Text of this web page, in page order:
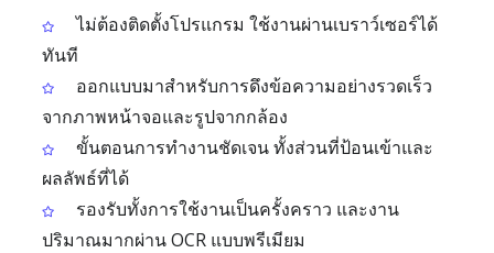
ไม่ต้องติดตั้งโปรแกรม ใช้งานผ่านเบราว์เซอร์ได้
ทันที
ออกแบบมาสำหรับการดึงข้อความอย่างรวดเร็ว
จากภาพหน้าจอและรูปจากกล้อง
ขั้นตอนการทำงานชัดเจน ทั้งส่วนที่ป้อนเข้าและ
ผลลัพธ์ที่ได้
รองรับทั้งการใช้งานเป็นครั้งคราว และงาน
ปริมาณมากผ่าน OCR แบบพรีเมียม